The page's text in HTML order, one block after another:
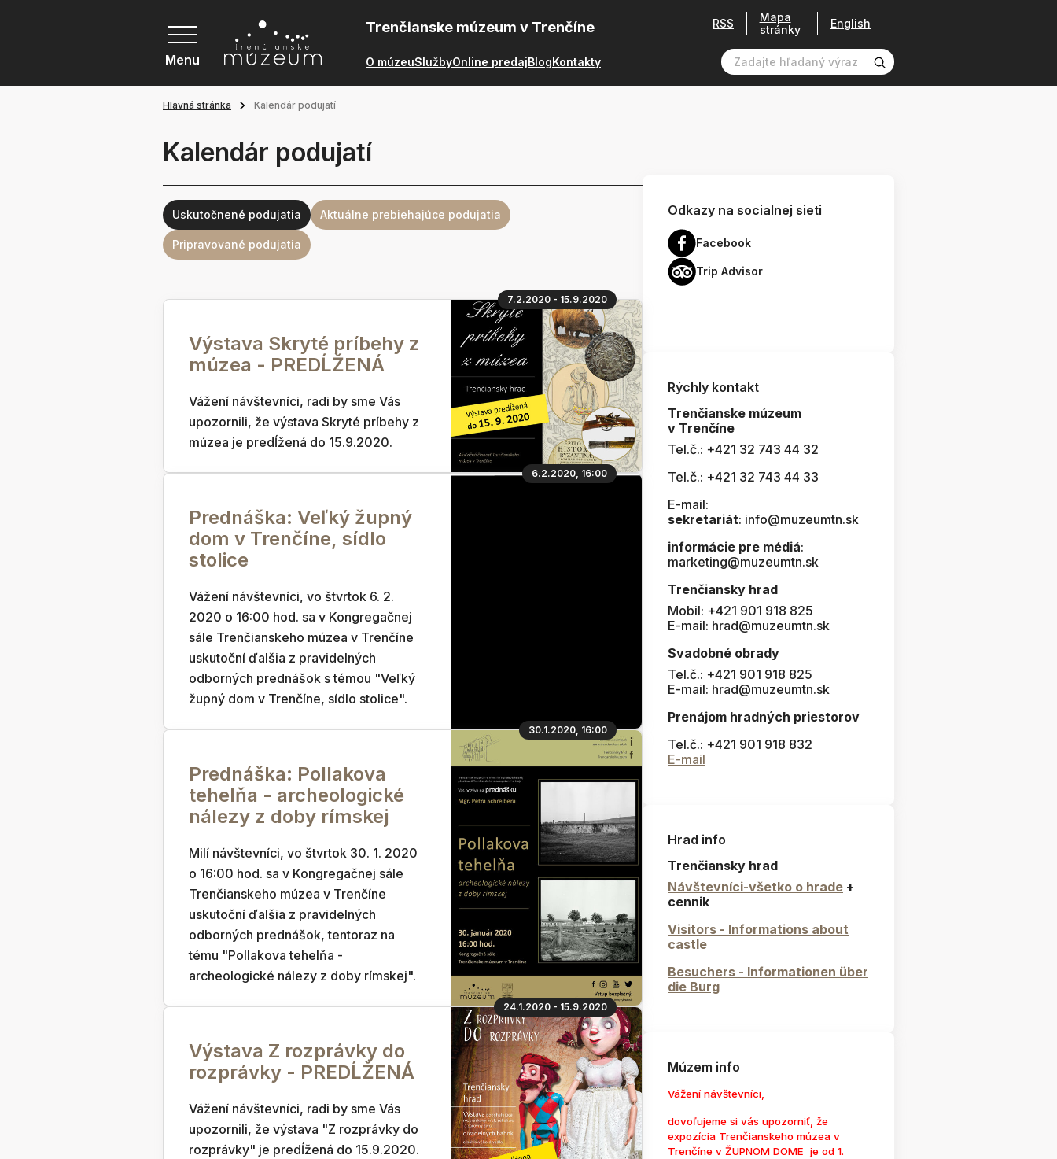
Menu
Trenčianske múzeum v Trenčíne
O múzeuSlužbyOnline predajBlogKontakty
RSS
Mapa
stránky
English
Hlavná stránka Kalendár podujatí
Kalendár podujatí
Uskutočnené podujatia Aktuálne prebiehajúce podujatia
Pripravované podujatia
7.2.2020 - 15.9.2020
Výstava Skryté príbehy z
múzea - PREDĹŽENÁ
Vážení návštevníci, radi by sme Vás
upozornili, že výstava Skryté príbehy z
múzea je predĺžená do 15.9.2020.
6.2.2020, 16:00
Prednáška: Veľký župný
dom v Trenčíne, sídlo
stolice
Vážení návštevníci, vo štvrtok 6. 2.
2020 o 16:00 hod. sa v Kongregačnej
sále Trenčianskeho múzea v Trenčíne
uskutoční ďalšia z pravidelných
odborných prednášok s témou "Veľký
župný dom v Trenčíne, sídlo stolice".
30.1.2020, 16:00
Prednáška: Pollakova
tehelňa - archeologické
nálezy z doby rímskej
Milí návštevníci, vo štvrtok 30. 1. 2020
o 16:00 hod. sa v Kongregačnej sále
Trenčianskeho múzea v Trenčíne
uskutoční ďalšia z pravidelných
odborných prednášok, tentoraz na
tému "Pollakova tehelňa -
archeologické nálezy z doby rímskej".
24.1.2020 - 15.9.2020
Výstava Z rozprávky do
rozprávky - PREDĹŽENÁ
Vážení návštevníci, radi by sme Vás
upozornili, že výstava "Z rozprávky do
rozprávky" je predĺžená do 15.9.2020.
Odkazy na socialnej sieti
Facebook
Trip Advisor
Rýchly kontakt
Trenčianske múzeum
v Trenčíne
Tel.č.: +421 32 743 44 32
Tel.č.: +421 32 743 44 33
E-mail:
sekretariát: info@muzeumtn.sk
informácie pre médiá:
marketing@muzeumtn.sk
Trenčiansky hrad
Mobil: +421 901 918 825
E-mail: hrad@muzeumtn.sk
Svadobné obrady
Tel.č.: +421 901 918 825
E-mail: hrad@muzeumtn.sk
Prenájom hradných priestorov
Tel.č.: +421 901 918 832
E-mail
Hrad info
Trenčiansky hrad
Návštevníci-všetko o hrade +
cennik
Visitors - Informations about
castle
Besuchers - Informationen über
die Burg
Múzem info
Vážení návštevníci,
dovoľujeme si vás upozorniť, že
expozícia Trenčianskeho múzea v
Trenčíne v ŽUPNOM DOME je od 1.